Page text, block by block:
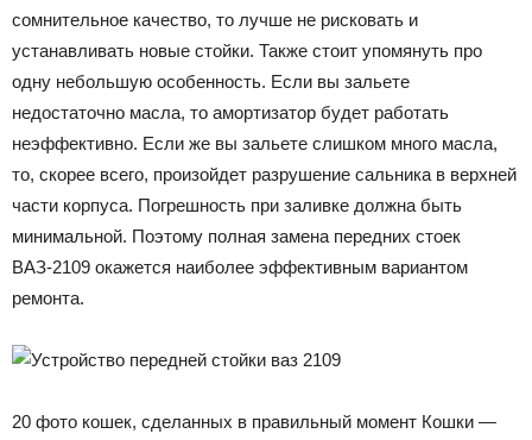
сомнительное качество, то лучше не рисковать и
устанавливать новые стойки. Также стоит упомянуть про
одну небольшую особенность. Если вы зальете
недостаточно масла, то амортизатор будет работать
неэффективно. Если же вы зальете слишком много масла,
то, скорее всего, произойдет разрушение сальника в верхней
части корпуса. Погрешность при заливке должна быть
минимальной. Поэтому полная замена передних стоек
ВАЗ-2109 окажется наиболее эффективным вариантом
ремонта.
20 фото кошек, сделанных в правильный момент Кошки —